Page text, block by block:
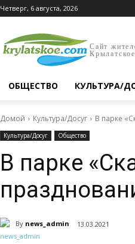
Четверг, 6 августа, 2026
Сайт
Крылатское
ОБЩЕСТВО КУЛЬТУРА/
Домой Культура/Досуг В парке
Культура/Досуг Общество
В парке
By news_admin 13.03.2021